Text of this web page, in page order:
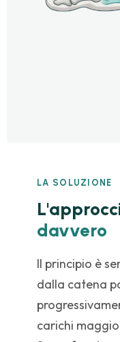
LA SOLUZIONE
davvero
Il principio è
dalla catena
carichi